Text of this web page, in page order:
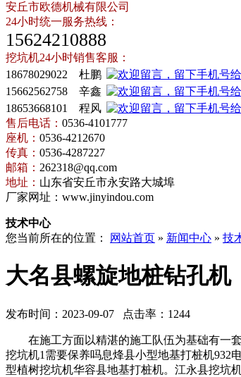
安丘市欧德机械有限公司
24小时统一服务热线：
15624210888
挖坑机24小时销售客服：
18678029022 杜鹏
15662562758 辛鑫
18653668101 程风
售后电话： 0536-4101777
座机： 0536-4212670
传真： 0536-4287227
邮箱： 262318@qq.com
地址： 山东省安丘市永安路大城埠
厂家网址：www.jinyindou.com
技术中心
您当前所在的位置：
网站首页 » 新闻中心 » 技
大名县螺旋地桩钻孔机
发布时间：2023-09-07 点击率：1244
在施工方面以精湛的施工队伍为基础有一套
挖坑机1需要保养吗息烽县小型地基打桩机932
型植树挖坑机华容县地基打桩机。江永县挖坑